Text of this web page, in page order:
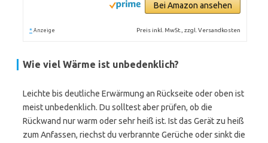
Bei Amazon ansehen
* Anzeige Preis inkl. MwSt., zzgl. Versandkosten
Wie viel Wärme ist unbedenklich?
Leichte bis deutliche Erwärmung an Rückseite oder oben ist
meist unbedenklich. Du solltest aber prüfen, ob die
Rückwand nur warm oder sehr heiß ist. Ist das Gerät zu heiß
zum Anfassen, riechst du verbrannte Gerüche oder sinkt die